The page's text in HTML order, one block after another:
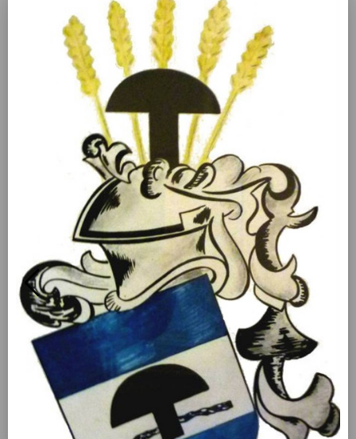
lautet: Qualität+Nachhaltig+Regional. Wir
produzieren unsere Produkte extensiv mit so wenig
Pflanzenschutzmittel wie möglich oder gar keine.
Uns finden Sie auch bei Facebook:
https://www.facebook.com/Gut-Nienrode-
292633914522526
our hours
Friday
15:00 - 19:00
Saturday
09:00 - 12:00
news
Gut Nienrode